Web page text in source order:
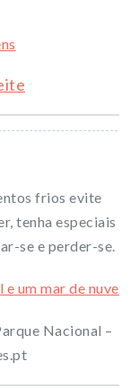
frios evite
tenha especiais
se e perder-se.
Nacional –